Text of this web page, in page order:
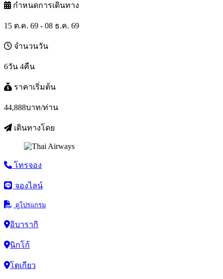
กำหนดการเดินทาง
15 ต.ค. 69 - 08 ธ.ค. 69
จำนวนวัน
6วัน 4คืน
ราคาเริ่มต้น
44,888บาท/ท่าน
เดินทางโดย
โทรจอง
จองไลน์
ดูโปรแกรม
อิบารากิ
นิกโก้
โตเกียว